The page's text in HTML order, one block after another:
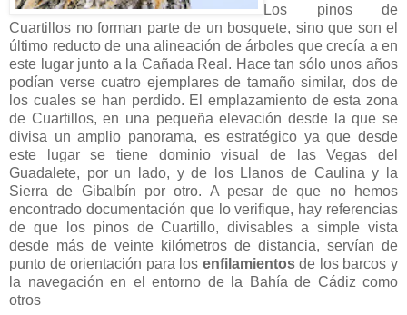
Los pinos de
Cuartillos no forman parte de un bosquete, sino que son el
último reducto de una alineación de árboles que crecía a en
este lugar junto a la Cañada Real. Hace tan sólo unos años
podían verse cuatro ejemplares de tamaño similar, dos de
los cuales se han perdido. El emplazamiento de esta zona
de Cuartillos, en una pequeña elevación desde la que se
divisa un amplio panorama, es estratégico ya que desde
este lugar se tiene dominio visual de las Vegas del
Guadalete, por un lado, y de los Llanos de Caulina y la
Sierra de Gibalbín por otro. A pesar de que no hemos
encontrado documentación que lo verifique, hay referencias
de que los pinos de Cuartillo, divisables a simple vista
desde más de veinte kilómetros de distancia, servían de
punto de orientación para los enfilamientosde los barcos y
la navegación en el entorno de la Bahía de Cádiz como
otros